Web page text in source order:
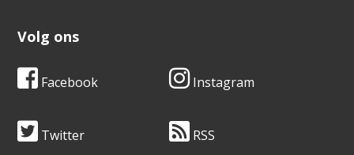
Volg ons
Facebook Instagram
Twitter RSS